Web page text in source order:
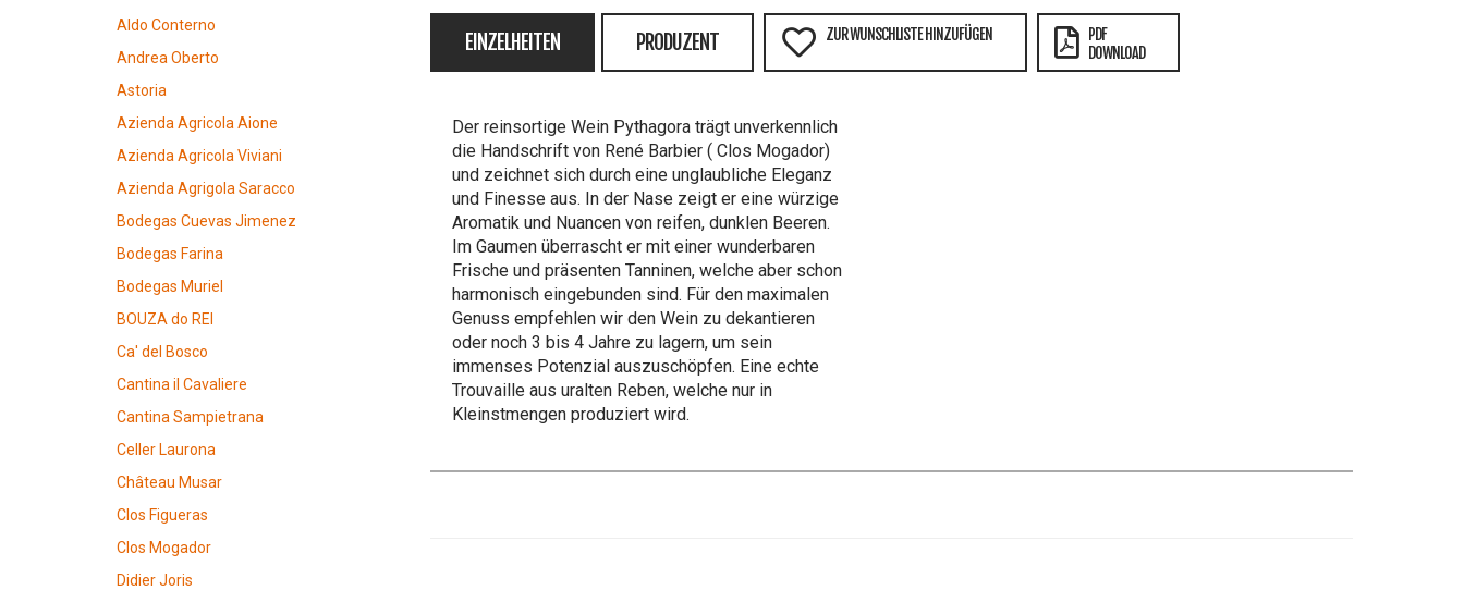
Aldo Conterno
Andrea Oberto
Astoria
Azienda Agricola Aione
Azienda Agricola Viviani
Azienda Agrigola Saracco
Bodegas Cuevas Jimenez
Bodegas Farina
Bodegas Muriel
BOUZA do REI
Ca' del Bosco
Cantina il Cavaliere
Cantina Sampietrana
Celler Laurona
Château Musar
Clos Figueras
Clos Mogador
Didier Joris
EINZELHEITEN PRODUZENT ZUR WUNSCHLISTE HINZUFÜGEN
PDF
DOWNLOAD
Der reinsortige Wein Pythagora trägt unverkennlich
die Handschrift von René Barbier ( Clos Mogador)
und zeichnet sich durch eine unglaubliche Eleganz
und Finesse aus. In der Nase zeigt er eine würzige
Aromatik und Nuancen von reifen, dunklen Beeren.
Im Gaumen überrascht er mit einer wunderbaren
Frische und präsenten Tanninen, welche aber schon
harmonisch eingebunden sind. Für den maximalen
Genuss empfehlen wir den Wein zu dekantieren
oder noch 3 bis 4 Jahre zu lagern, um sein
immenses Potenzial auszuschöpfen. Eine echte
Trouvaille aus uralten Reben, welche nur in
Kleinstmengen produziert wird.